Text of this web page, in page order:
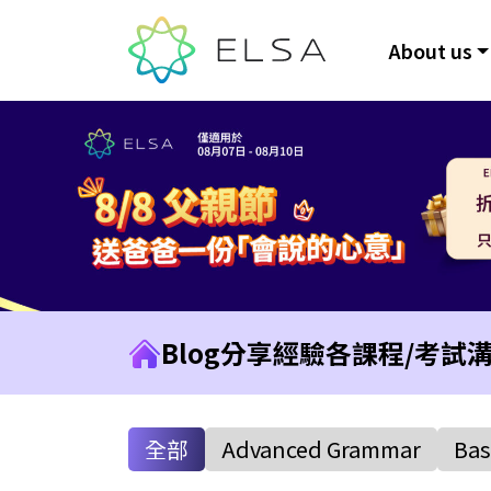
About us
Blog分享經驗各課程/考試
全部 Advanced Grammar